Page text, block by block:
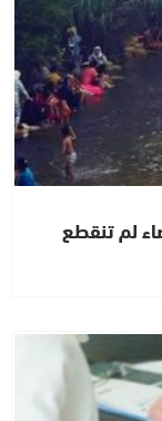
لم تنقطع